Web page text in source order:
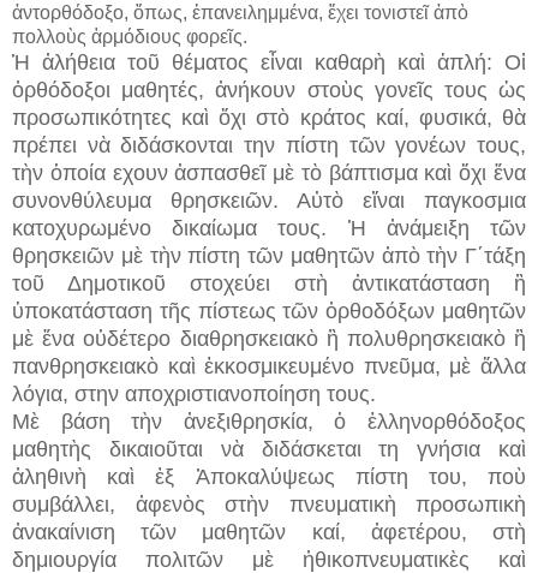
ἀντορθόδοξο, ὅπως, ἐπανειλημμένα, ἔχει τονιστεῖ ἀπὸ
πολλοὺς ἁρμόδιους φορεῖς.
Ἡ ἀλήθεια τοῦ θέματος εἶναι καθαρὴ καὶ ἁπλή: Οἱ
ὀρθόδοξοι μαθητές, ἀνήκουν στοὺς γονεῖς τους ὡς
προσωπικότητες καὶ ὄχι στὸ κράτος καί, φυσικά, θὰ
πρέπει νὰ διδάσκονται την πίστη τῶν γονέων τους,
τὴν ὁποία εχουν ἀσπασθεῖ μὲ τὸ βάπτισμα καὶ ὄχι ἕνα
συνονθύλευμα θρησκειῶν. Αὐτὸ εἴναι παγκοσμια
κατοχυρωμένο δικαίωμα τους. Ἡ ἀνάμειξη τῶν
θρησκειῶν μὲ τὴν πίστη τῶν μαθητῶν ἀπὸ τὴν Γ΄τάξη
τοῦ Δημοτικοῦ στοχεύει στὴ ἀντικατάσταση ἢ
ὑποκατάσταση τῆς πίστεως τῶν ὀρθοδόξων μαθητῶν
μὲ ἕνα οὐδέτερο διαθρησκειακὸ ἢ πολυθρησκειακὸ ἢ
πανθρησκειακὸ καὶ ἐκκοσμικευμένο πνεῦμα, μὲ ἄλλα
λόγια, στην αποχριστιανοποίηση τους.
Μὲ βάση τὴν ἀνεξιθρησκία, ὁ ἑλληνορθόδοξος
μαθητὴς δικαιοῦται νὰ διδάσκεται τη γνήσια καὶ
ἀληθινὴ καὶ ἐξ Ἀποκαλύψεως πίστη του, ποὺ
συμβάλλει, ἀφενὸς στὴν πνευματικὴ προσωπικὴ
ἀνακαίνιση τῶν μαθητῶν καί, ἀφετέρου, στὴ
δημιουργία πολιτῶν μὲ ἠθικοπνευματικὲς καὶ